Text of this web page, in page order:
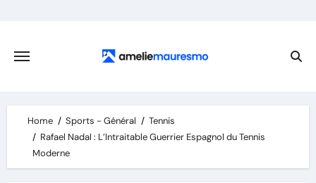
content
Home Sports - Général
Tennis
Rafael Nadal : L’Intraitable Guerrier Espagnol du Tennis
Moderne